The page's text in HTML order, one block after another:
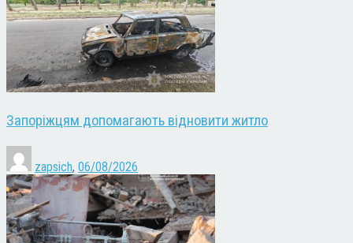
Запоріжцям допомагають відновити житло
zapsich, 06/08/2026